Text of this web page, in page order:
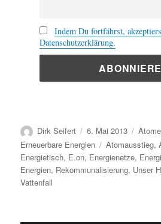
Indem Du fortfährst,
Datenschutzerklärung.
Autor
Dirk Seifert
Veröffentlicht
am
6. Mai 2013
Erneuerbare Energien
Schlagwörter
Atomausstieg,
Energietisch, E.on, Energienetze,
Energien, Rekommunalisierung, Unser
Vattenfall